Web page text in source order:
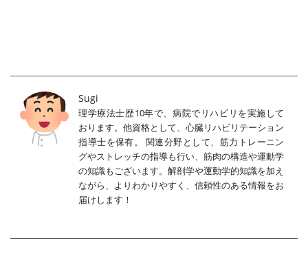
Sugi
理学療法士歴10年で、病院でリハビリを実施して
おります。他資格として、心臓リハビリテーション
指導士を保有。 関連分野として、筋力トレーニン
グやストレッチの指導も行い、筋肉の構造や運動学
の知識もございます。解剖学や運動学的知識を加え
ながら、よりわかりやすく、信頼性のある情報をお
届けします！